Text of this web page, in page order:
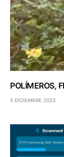
POLÍMEROS,
5 DICIEMBRE 2023